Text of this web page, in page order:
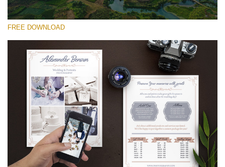
Si prega di Selezionare
Free Font #9
Wedding Photography Templates
Download Gratuito
FREE DOWNLOAD